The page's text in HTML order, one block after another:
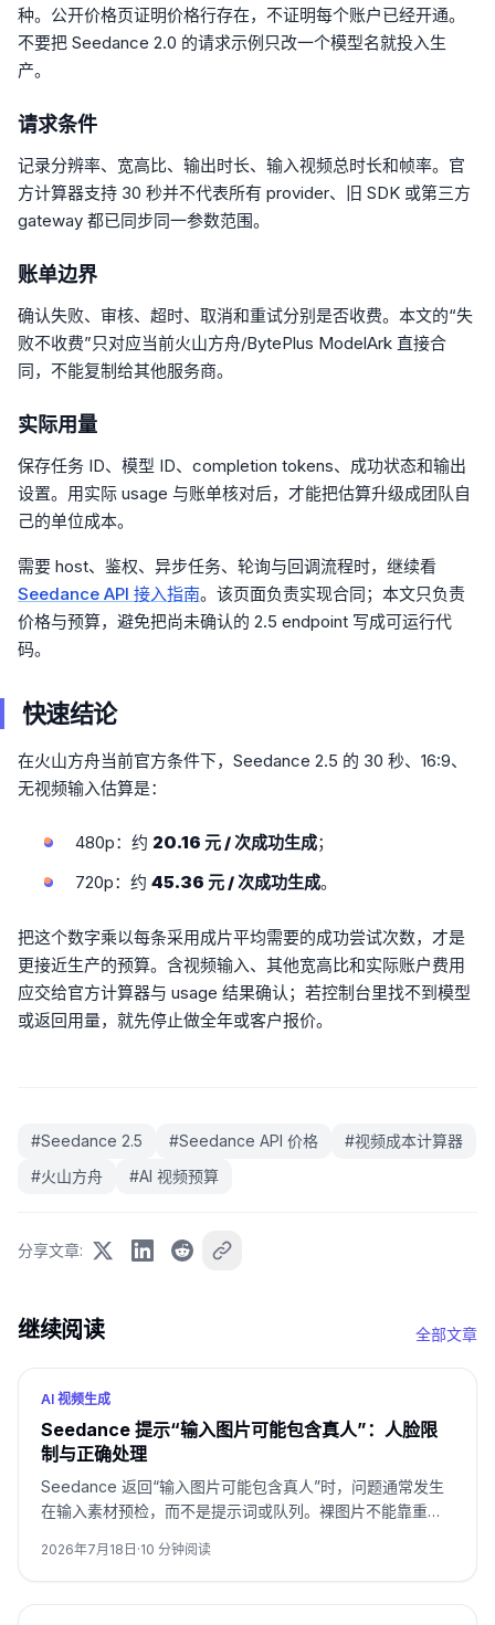
种。公开价格页证明价格行存在，不证明每个账户已经开通。
不要把 Seedance 2.0 的请求示例只改一个模型名就投入生
产。
请求条件
记录分辨率、宽高比、输出时长、输入视频总时长和帧率。官
方计算器支持 30 秒并不代表所有 provider、旧 SDK 或第三方
gateway 都已同步同一参数范围。
账单边界
确认失败、审核、超时、取消和重试分别是否收费。本文的“失
败不收费”只对应当前火山方舟/BytePlus ModelArk 直接合
同，不能复制给其他服务商。
实际用量
保存任务 ID、模型 ID、completion tokens、成功状态和输出
设置。用实际 usage 与账单核对后，才能把估算升级成团队自
己的单位成本。
需要 host、鉴权、异步任务、轮询与回调流程时，继续看
Seedance API 接入指南。该页面负责实现合同；本文只负责
价格与预算，避免把尚未确认的 2.5 endpoint 写成可运行代
码。
快速结论
在火山方舟当前官方条件下，Seedance 2.5 的 30 秒、16:9、
无视频输入估算是：
480p：约 20.16 元 / 次成功生成；
720p：约 45.36 元 / 次成功生成。
把这个数字乘以每条采用成片平均需要的成功尝试次数，才是
更接近生产的预算。含视频输入、其他宽高比和实际账户费用
应交给官方计算器与 usage 结果确认；若控制台里找不到模型
或返回用量，就先停止做全年或客户报价。
#Seedance 2.5 #Seedance API 价格 #视频成本计算器
#火山方舟 #AI 视频预算
分享文章:
继续阅读 全部文章
AI 视频生成
Seedance 提示“输入图片可能包含真人”：人脸限
制与正确处理
Seedance 返回“输入图片可能包含真人”时，问题通常发生
在输入素材预检，而不是提示词或队列。裸图片不能靠重试
认证真人资产。
2026年7月18日 ·10 分钟阅读